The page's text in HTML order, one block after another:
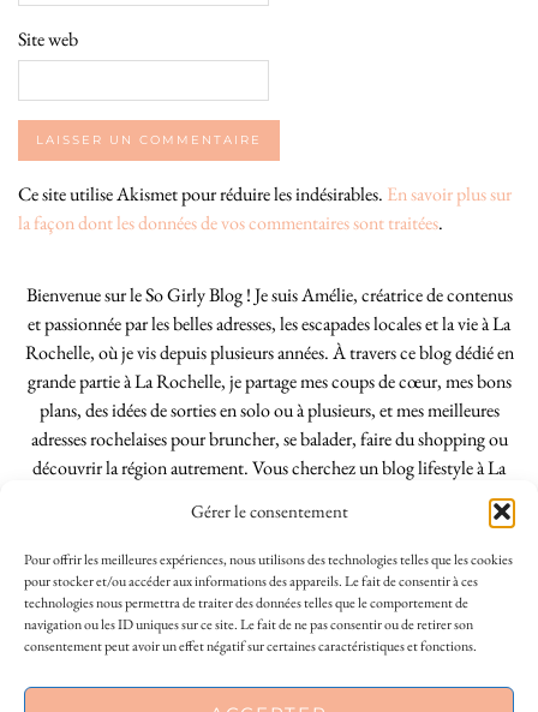
Gérer le consentement
Pour offrir les meilleures expériences, nous utilisons des technologies telles que les cookies
pour stocker et/ou accéder aux informations des appareils. Le fait de consentir à ces
technologies nous permettra de traiter des données telles que le comportement de
navigation ou les ID uniques sur ce site. Le fait de ne pas consentir ou de retirer son
consentement peut avoir un effet négatif sur certaines caractéristiques et fonctions.
Site web
Ce site utilise Akismet pour réduire les indésirables. En savoir plus sur
la façon dont les données de vos commentaires sont traitées.
Bienvenue sur le So Girly Blog ! Je suis Amélie, créatrice de contenus
et passionnée par les belles adresses, les escapades locales et la vie à La
Rochelle, où je vis depuis plusieurs années. À travers ce blog dédié en
grande partie à La Rochelle, je partage mes coups de cœur, mes bons
plans, des idées de sorties en solo ou à plusieurs, et mes meilleures
adresses rochelaises pour bruncher, se balader, faire du shopping ou
découvrir la région autrement. Vous cherchez un blog lifestyle à La
Rochelle, tenu par une locale ? Vous êtes au bon endroit. Que vous
soyez Rochelais·e ou de passage dans notre belle ville, j’espère que mes
articles vous aideront à profiter de La Rochelle comme un·e vrai·e
initié·e. !